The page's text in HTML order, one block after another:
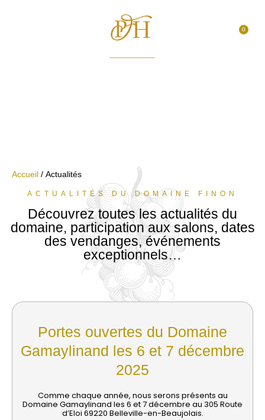
0
Accueil / Actualités
ACTUALITÉS DU DOMAINE FINON
Découvrez toutes les actualités du
domaine, participation aux salons, dates
des vendanges, événements
exceptionnels…
Portes ouvertes du Domaine
Gamaylinand les 6 et 7 décembre
2025
Comme chaque année, nous serons présents au
Domaine Gamaylinand les 6 et 7 décembre au 305 Route
d’Eloi 69220 Belleville-en-Beaujolais.